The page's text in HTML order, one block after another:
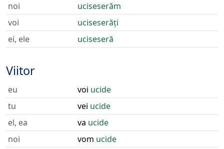
noi
uciseserăm
voi
uciseserăți
ei, ele
uciseseră
Viitor
eu voi ucide
tu
vei ucide
el, ea
va ucide
noi
vom ucide